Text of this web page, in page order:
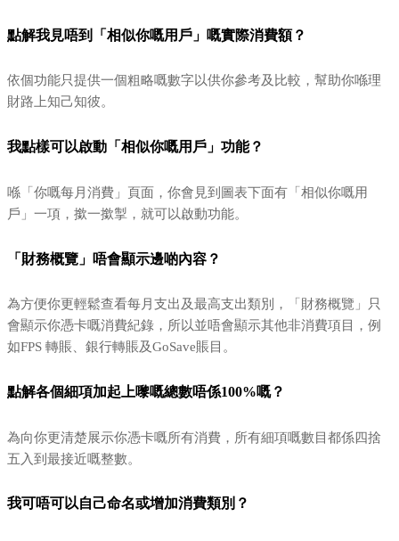
點解我見唔到「相似你嘅用戶」嘅實際消費額？
依個功能只提供一個粗略嘅數字以供你參考及比較，幫助你喺理
財路上知己知彼。
我點樣可以啟動「相似你嘅用戶」功能？
喺「你嘅每月消費」頁面，你會見到圖表下面有「相似你嘅用
戶」一項，撳一撳掣，就可以啟動功能。
「財務概覽」唔會顯示邊啲內容？
為方便你更輕鬆查看每月支出及最高支出類別，「財務概覽」只
會顯示你憑卡嘅消費紀錄，所以並唔會顯示其他非消費項目，例
如FPS 轉賬、銀行轉賬及GoSave賬目。
點解各個細項加起上嚟嘅總數唔係100%嘅？
為向你更清楚展示你憑卡嘅所有消費，所有細項嘅數目都係四捨
五入到最接近嘅整數。
我可唔可以自己命名或增加消費類別？